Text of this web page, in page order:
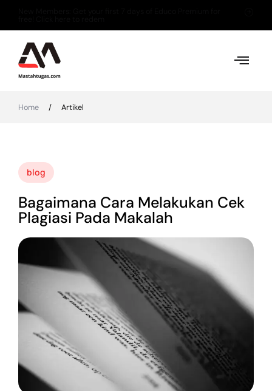
Home / Artikel
blog
Bagaimana Cara Melakukan Cek
Plagiasi Pada Makalah